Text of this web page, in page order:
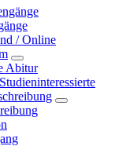
/ Online
Abitur